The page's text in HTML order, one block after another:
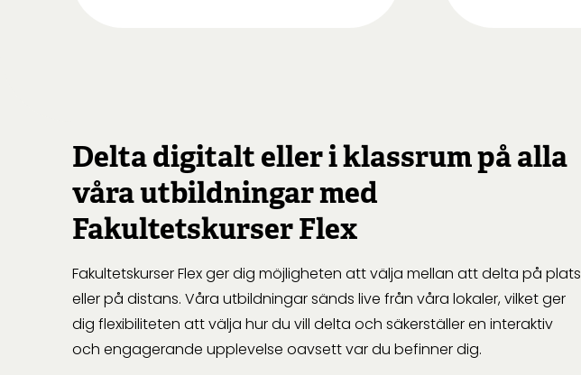
Delta digitalt eller i klassrum på alla
våra utbildningar med
Fakultetskurser Flex
Fakultetskurser Flex ger dig möjligheten att välja mellan att delta på plats
eller på distans. Våra utbildningar sänds live från våra lokaler, vilket ger
dig flexibiliteten att välja hur du vill delta och säkerställer en interaktiv
och engagerande upplevelse oavsett var du befinner dig.